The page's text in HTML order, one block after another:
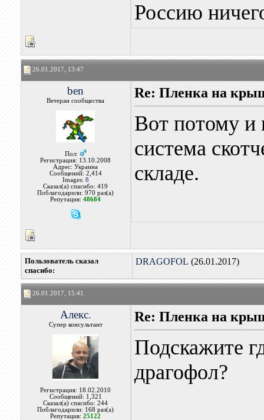
Россию
26.01.2017, 13:47
ben
Ветеран сообщества
Пол:
Регистрация: 13.10.2008
Адрес: Украина
Сообщений: 2,414
Images: 8
Сказал(а) спасибо: 419
Поблагодарили: 970 раз(а)
Репутация:48684
Re: Пленка на
Вот потому и
система
складе.
Пользователь сказал
cпасибо:
DRAGOFOL (26.01.2017)
26.01.2017, 15:41
Алекс.
Супер консультант
Регистрация: 18.02.2010
Сообщений: 1,321
Сказал(а) спасибо: 244
Поблагодарили: 168 раз(а)
Репутация:25122
Re: Пленка на
Подскажите
драгофол?